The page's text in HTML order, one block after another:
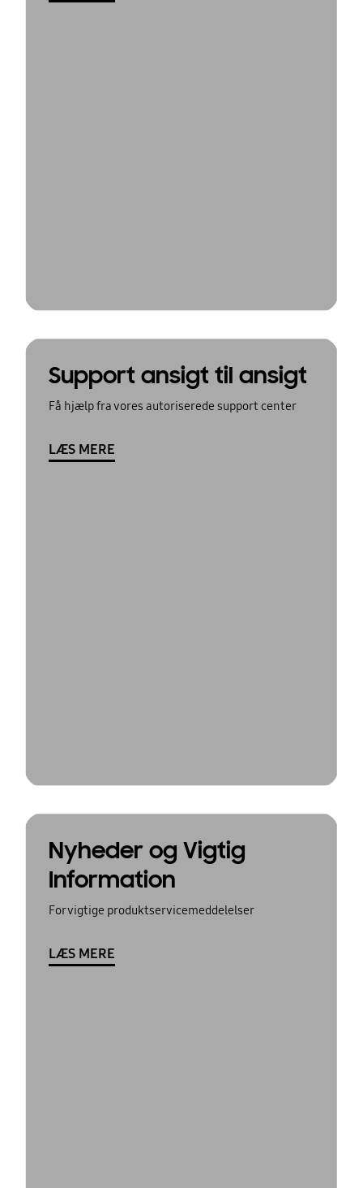
Support ansigt til ansigt
Få hjælp fra vores autoriserede support center
LÆS MERE
Nyheder og Vigtig
Information
For vigtige produktservicemeddelelser
LÆS MERE